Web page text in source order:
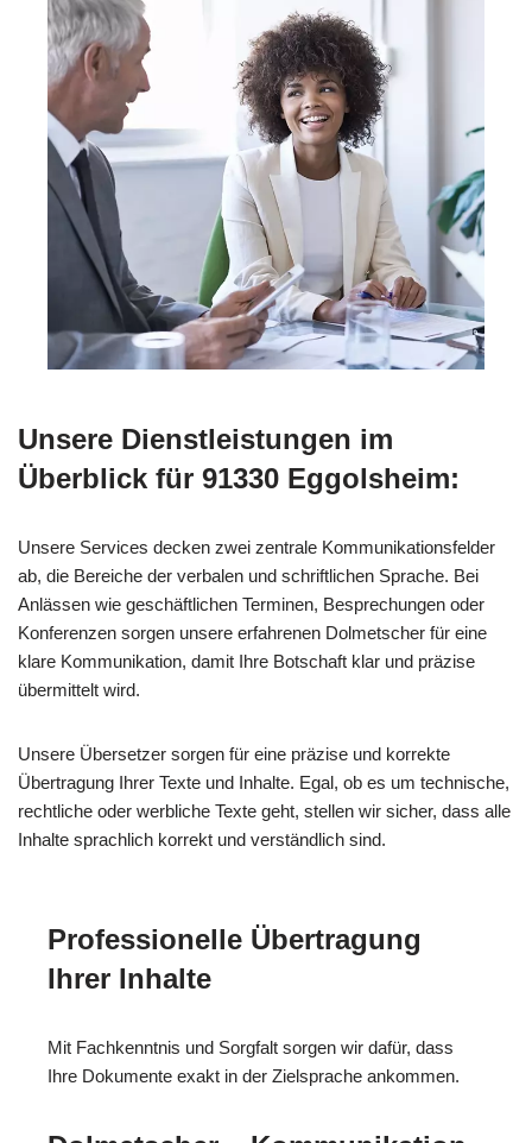
Unsere Dienstleistungen im
Überblick für 91330 Eggolsheim:
Unsere Services decken zwei zentrale Kommunikationsfelder
ab, die Bereiche der verbalen und schriftlichen Sprache. Bei
Anlässen wie geschäftlichen Terminen, Besprechungen oder
Konferenzen sorgen unsere erfahrenen Dolmetscher für eine
klare Kommunikation, damit Ihre Botschaft klar und präzise
übermittelt wird.
Unsere Übersetzer sorgen für eine präzise und korrekte
Übertragung Ihrer Texte und Inhalte. Egal, ob es um technische,
rechtliche oder werbliche Texte geht, stellen wir sicher, dass alle
Inhalte sprachlich korrekt und verständlich sind.
Professionelle Übertragung
Ihrer Inhalte
Mit Fachkenntnis und Sorgfalt sorgen wir dafür, dass
Ihre Dokumente exakt in der Zielsprache ankommen.